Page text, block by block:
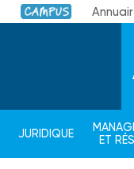
Campus
JURIDIQUE
ET